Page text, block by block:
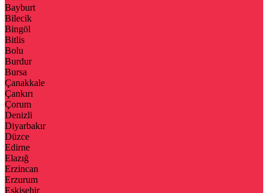
Bayburt
Bilecik
Bingöl
Bitlis
Bolu
Burdur
Bursa
Çanakkale
Çankırı
Çorum
Denizli
Diyarbakır
Düzce
Edirne
Elazığ
Erzincan
Erzurum
Eskişehir